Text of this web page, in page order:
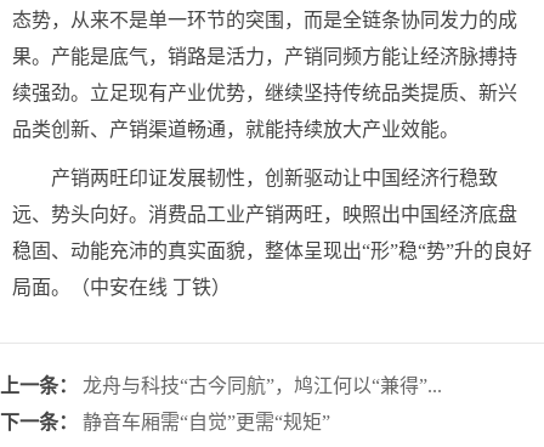
态势，从来不是单一环节的突围，而是全链条协同发力的成
果。产能是底气，销路是活力，产销同频方能让经济脉搏持
续强劲。立足现有产业优势，继续坚持传统品类提质、新兴
品类创新、产销渠道畅通，就能持续放大产业效能。
产销两旺印证发展韧性，创新驱动让中国经济行稳致
远、势头向好。消费品工业产销两旺，映照出中国经济底盘
稳固、动能充沛的真实面貌，整体呈现出“形”稳“势”升的良好
局面。（中安在线 丁铁）
上一条：
龙舟与科技“古今同航”，鸠江何以“兼得”...
下一条：
静音车厢需“自觉”更需“规矩”